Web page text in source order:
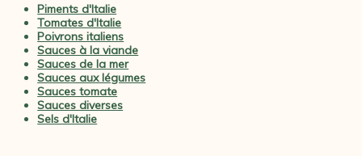
Piments d'Italie
Tomates d'Italie
Poivrons italiens
Sauces à la viande
Sauces de la mer
Sauces aux légumes
Sauces tomate
Sauces diverses
Sels d'Italie